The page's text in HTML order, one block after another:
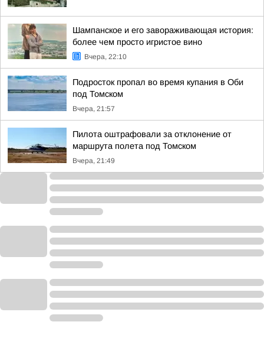
Шампанское и его завораживающая история:
более чем просто игристое вино
Вчера, 22:10
Подросток пропал во время купания в Оби
под Томском
Вчера, 21:57
Пилота оштрафовали за отклонение от
маршрута полета под Томском
Вчера, 21:49